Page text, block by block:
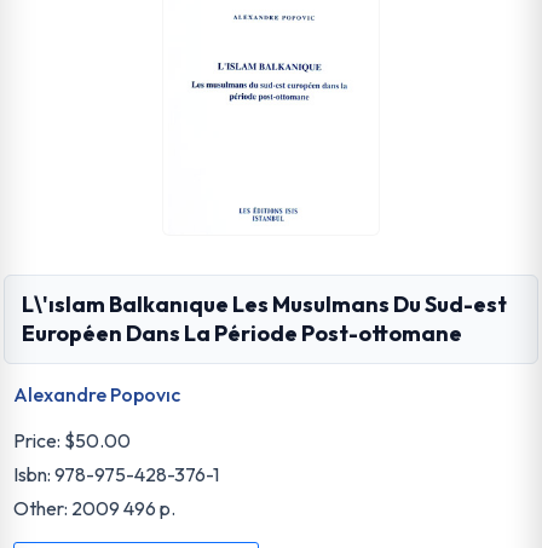
L\'ıslam Balkanıque Les Musulmans Du Sud-est
Européen Dans La Période Post-ottomane
Alexandre Popovıc
Price: $50.00
Isbn: 978-975-428-376-1
Other: 2009 496 p.